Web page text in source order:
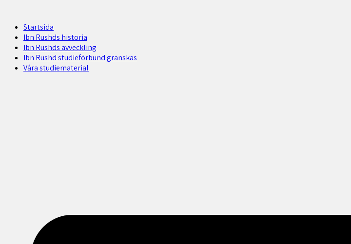
Startsida
Ibn Rushds historia
Ibn Rushds avveckling
Ibn Rushd studieförbund granskas​
Våra studiematerial